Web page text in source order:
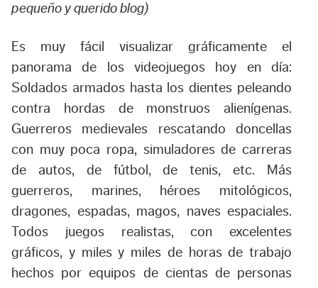
pequeño y querido blog)
Es muy fácil visualizar gráficamente el
panorama de los videojuegos hoy en día:
Soldados armados hasta los dientes peleando
contra hordas de monstruos alienígenas.
Guerreros medievales rescatando doncellas
con muy poca ropa, simuladores de carreras
de autos, de fútbol, de tenis, etc. Más
guerreros, marines, héroes mitológicos,
dragones, espadas, magos, naves espaciales.
Todos juegos realistas, con excelentes
gráficos, y miles y miles de horas de trabajo
hechos por equipos de cientas de personas